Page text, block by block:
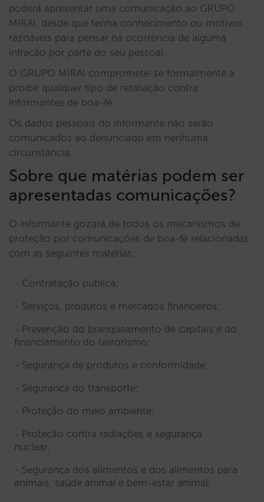
poderá apresentar uma comunicação ao GRUPO
MIRAI, desde que tenha conhecimento ou motivos
razoáveis para pensar na ocorrência de alguma
infração por parte do seu pessoal.
O GRUPO MIRAI compromete-se formalmente a
proibir qualquer tipo de retaliação contra
informantes de boa-fé.
Os dados pessoais do informante não serão
comunicados ao denunciado em nenhuma
circunstância.
Sobre que matérias podem ser
apresentadas comunicações?
O informante gozará de todos os mecanismos de
proteção por comunicações de boa-fé relacionadas
com as seguintes matérias:
Contratação pública;
Serviços, produtos e mercados financeiros;
Prevenção do branqueamento de capitais e do
financiamento do terrorismo;
Segurança de produtos e conformidade;
Segurança do transporte;
Proteção do meio ambiente;
Proteção contra radiações e segurança
nuclear;
Segurança dos alimentos e dos alimentos para
animais, saúde animal e bem-estar animal;